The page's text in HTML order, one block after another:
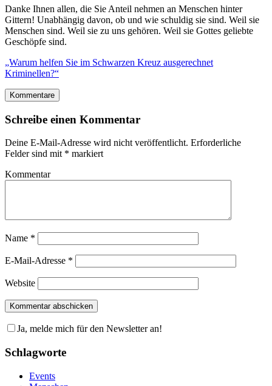
Danke Ihnen allen, die Sie Anteil nehmen an Menschen hinter
Gittern! Unabhängig davon, ob und wie schuldig sie sind. Weil sie
Menschen sind. Weil sie zu uns gehören. Weil sie Gottes geliebte
Geschöpfe sind.
„Warum helfen Sie im Schwarzen Kreuz ausgerechnet
Kriminellen?“
Kommentare
Schreibe einen Kommentar
Deine E-Mail-Adresse wird nicht veröffentlicht. Erforderliche
Felder sind mit * markiert
Kommentar
Name *
E-Mail-Adresse *
Website
Ja, melde mich für den Newsletter an!
Schlagworte
Events